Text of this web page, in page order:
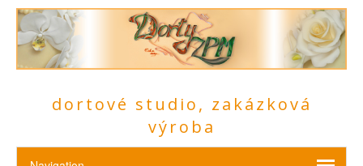
dortové studio, zakázková
výroba